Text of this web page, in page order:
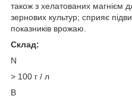
також з хелатованих магнієм
зернових культур; сприяє
показників врожаю.
Склад:
N
> 100 г / л
В